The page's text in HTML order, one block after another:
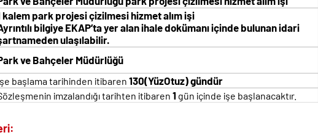
kalem park projesi çizilmesi hizmet alım işi
bilgiye EKAP’ta yer alan ihale dokümanı içinde bulunan idari
ulaşılabilir.
ve Bahçeler Müdürlüğü
başlama tarihinden itibaren 130(YüzOtuz) gündür
imzalandığı tarihten itibaren 1 gün içinde işe başlanacaktır.